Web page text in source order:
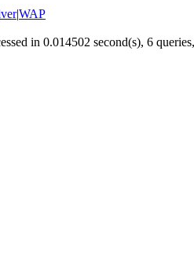
|WAP
in 0.014502 second(s), 6